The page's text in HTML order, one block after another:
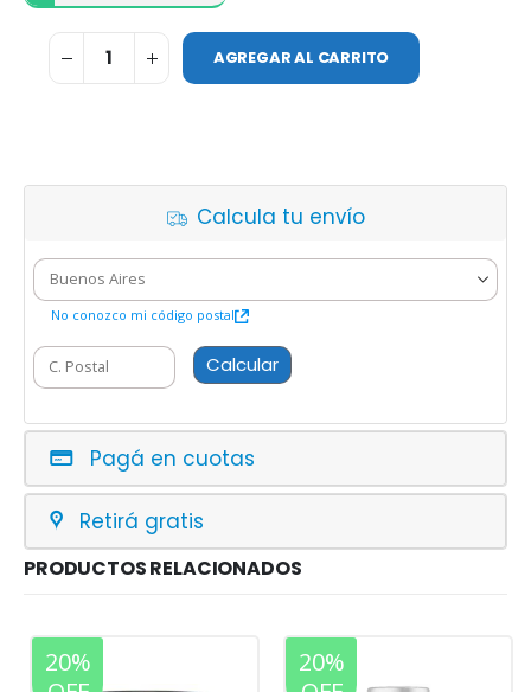
AGREGAR AL CARRITO
Calcula tu envío
No conozco mi código postal
Calcular
Pagá en cuotas
Retirá gratis
PRODUCTOS RELACIONADOS
20%
20%